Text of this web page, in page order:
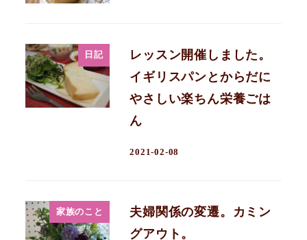
日記
レッスン開催しました。
イギリスパンとからだに
やさしい楽ちん栄養ごは
ん
2021-02-08
家族のこと
夫婦関係の変遷。カミン
グアウト。